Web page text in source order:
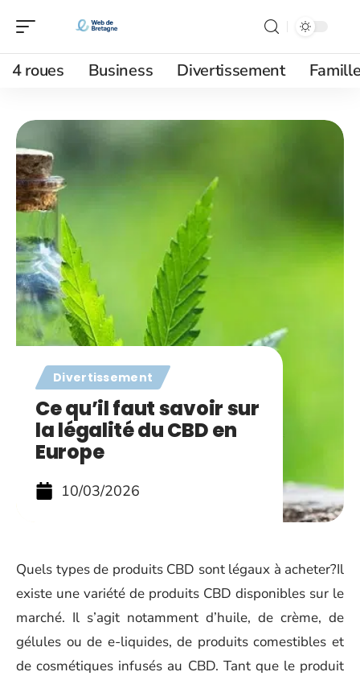
4 roues Business Divertissement
Divertissement
Ce qu’il faut savoir sur
la légalité du CBD en
Europe
10/03/2026
Quels types de produits CBD sont légaux à acheter?Il
existe une variété de produits CBD disponibles sur le
marché. Il s’agit notamment d’huile, de crème, de
gélules ou de e-liquides, de produits comestibles et
de cosmétiques infusés au CBD. Tant que le produit